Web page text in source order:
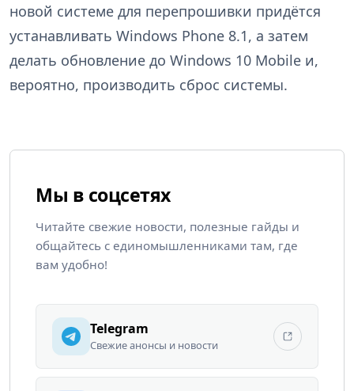
новой системе для перепрошивки придётся
устанавливать Windows Phone 8.1, а затем
делать обновление до Windows 10 Mobile и,
вероятно, производить сброс системы.
Мы в соцсетях
Читайте свежие новости, полезные гайды и
общайтесь с единомышленниками там, где
вам удобно!
Telegram
Свежие анонсы и новости